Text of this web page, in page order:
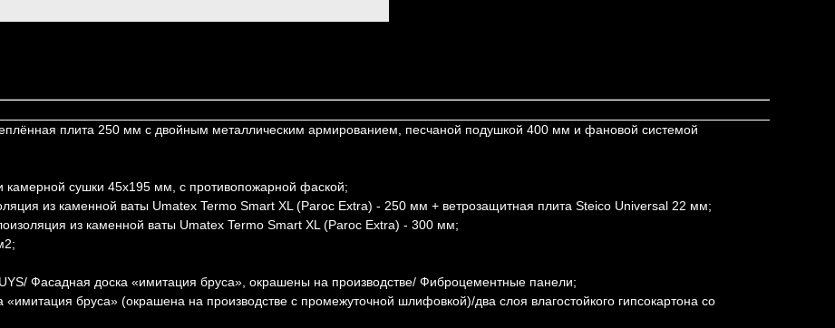
плита 250 мм с двойным металлическим армированием, песчаной подушкой 400 мм и фановой системой
камерной сушки 45х195 мм, с противопожарной фаской;
из каменной ваты Umatex Termo Smart XL (Paroc Extra) - 250 мм + ветрозащитная плита Steico Universal 22 мм;
из каменной ваты Umatex Termo Smart XL (Paroc Extra) - 300 мм;
Фасадная доска «имитация бруса», окрашены на производстве/ Фиброцементные панели;
бруса» (окрашена на производстве с промежуточной шлифовкой)/два слоя влагостойкого гипсокартона со